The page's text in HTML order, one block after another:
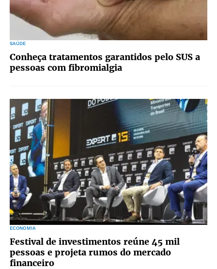
SAÚDE
Conheça tratamentos garantidos pelo SUS a
pessoas com fibromialgia
ECONOMIA
Festival de investimentos reúne 45 mil
pessoas e projeta rumos do mercado
financeiro